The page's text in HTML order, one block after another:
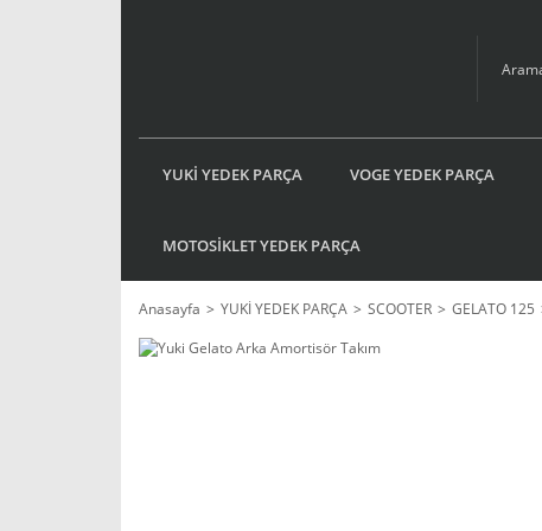
YUKİ YEDEK PARÇA VOGE YEDEK PARÇA
MOTOSİKLET YEDEK PARÇA
Anasayfa YUKİ YEDEK PARÇA SCOOTER GELATO 125